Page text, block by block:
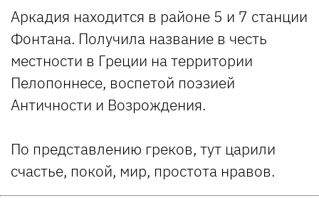
Аркадия находится в районе 5 и 7 станции
Фонтана. Получила название в честь
местности в Греции на территории
Пелопоннесе, воспетой поэзией
Античности и Возрождения.
По представлению греков, тут царили
счастье, покой, мир, простота нравов.